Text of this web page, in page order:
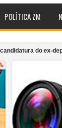
POLÍTICA ZM
ex-deputado
coletivo urbano